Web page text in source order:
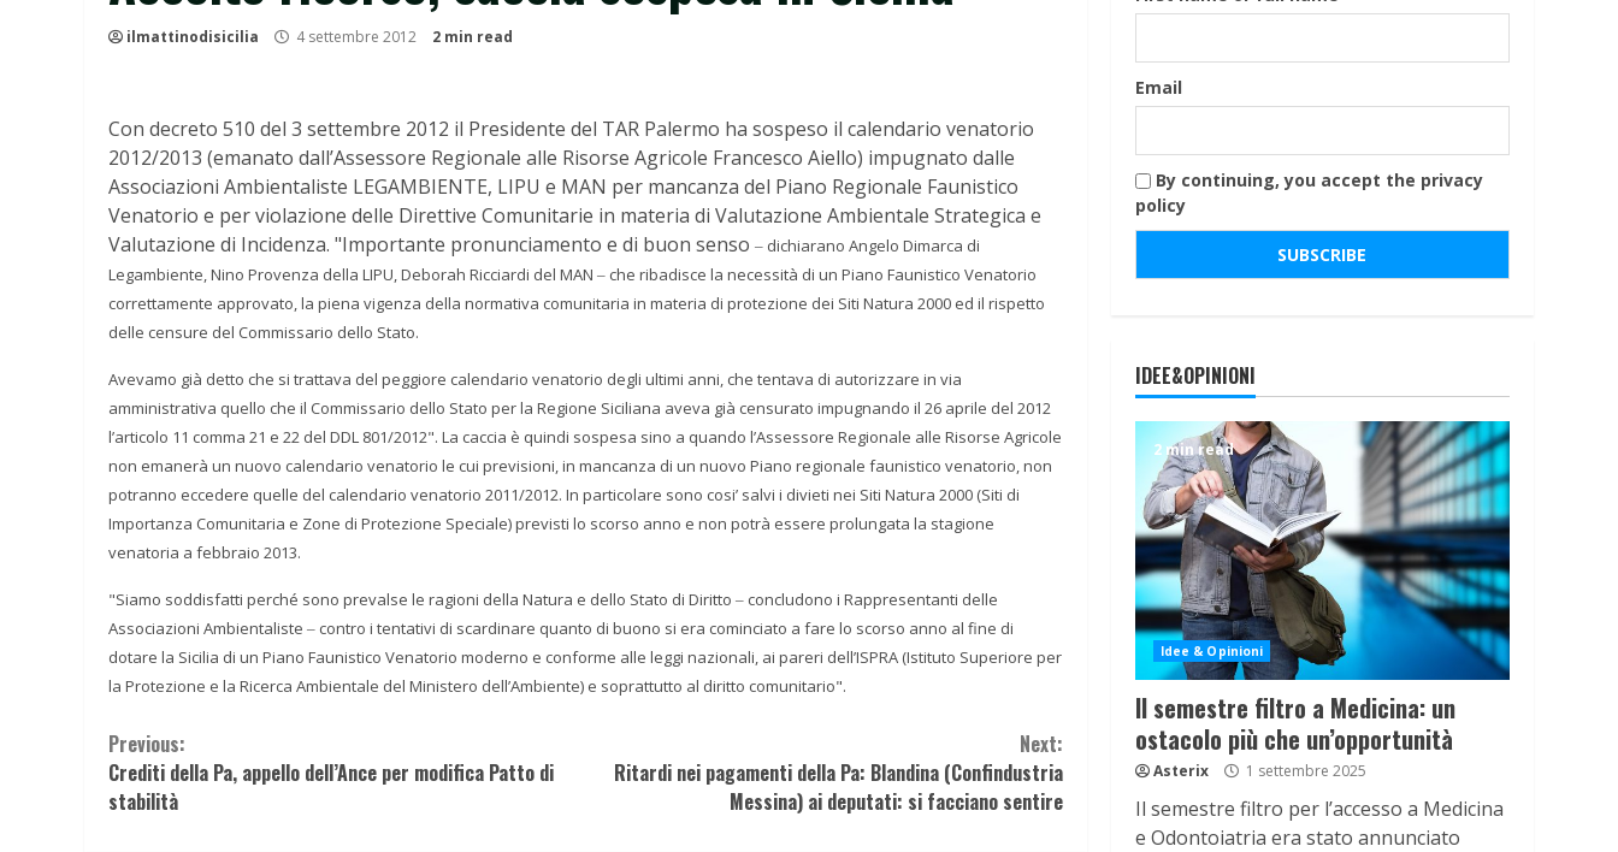
ilmattinodisicilia 4 settembre 2012 2 min read
Con decreto 510 del 3 settembre 2012 il Presidente del TAR Palermo ha sospeso il calendario venatorio
2012/2013 (emanato dall’Assessore Regionale alle Risorse Agricole Francesco Aiello) impugnato dalle
Associazioni Ambientaliste LEGAMBIENTE, LIPU e MAN per mancanza del Piano Regionale Faunistico
Venatorio e per violazione delle Direttive Comunitarie in materia di Valutazione Ambientale Strategica e
Valutazione di Incidenza. "Importante pronunciamento e di buon senso – dichiarano Angelo Dimarca di
Legambiente, Nino Provenza della LIPU, Deborah Ricciardi del MAN – che ribadisce la necessità di un Piano Faunistico Venatorio
correttamente approvato, la piena vigenza della normativa comunitaria in materia di protezione dei Siti Natura 2000 ed il rispetto
delle censure del Commissario dello Stato.
Avevamo già detto che si trattava del peggiore calendario venatorio degli ultimi anni, che tentava di autorizzare in via
amministrativa quello che il Commissario dello Stato per la Regione Siciliana aveva già censurato impugnando il 26 aprile del 2012
l’articolo 11 comma 21 e 22 del DDL 801/2012". La caccia è quindi sospesa sino a quando l’Assessore Regionale alle Risorse Agricole
non emanerà un nuovo calendario venatorio le cui previsioni, in mancanza di un nuovo Piano regionale faunistico venatorio, non
potranno eccedere quelle del calendario venatorio 2011/2012. In particolare sono cosi’ salvi i divieti nei Siti Natura 2000 (Siti di
Importanza Comunitaria e Zone di Protezione Speciale) previsti lo scorso anno e non potrà essere prolungata la stagione
venatoria a febbraio 2013.
"Siamo soddisfatti perché sono prevalse le ragioni della Natura e dello Stato di Diritto – concludono i Rappresentanti delle
Associazioni Ambientaliste – contro i tentativi di scardinare quanto di buono si era cominciato a fare lo scorso anno al fine di
dotare la Sicilia di un Piano Faunistico Venatorio moderno e conforme alle leggi nazionali, ai pareri dell’ISPRA (Istituto Superiore per
la Protezione e la Ricerca Ambientale del Ministero dell’Ambiente) e soprattutto al diritto comunitario".
Continue
Reading
Previous:
Crediti della Pa, appello dell’Ance per modifica Patto di
stabilità
Next:
Ritardi nei pagamenti della Pa: Blandina (Confindustria
Messina) ai deputati: si facciano sentire
Email
By continuing, you accept the privacy
policy
IDEE&OPINIONI
2 min read
Idee & Opinioni
Il semestre filtro a Medicina: un
ostacolo più che un’opportunità
Asterix 1 settembre 2025
Il semestre filtro per l’accesso a Medicina
e Odontoiatria era stato annunciato